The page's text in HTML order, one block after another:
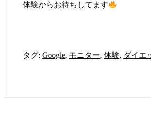
体験からお待ちしてます
タグ: Google, モニター, 体験, ダイエ